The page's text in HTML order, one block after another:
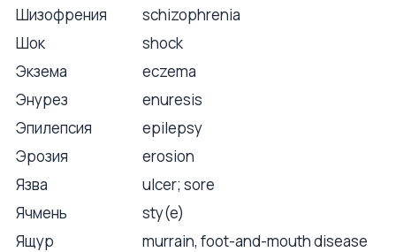
Шизофрения
schizophrenia
Шок
shock
Экзема
eczema
Энурез
enuresis
Эпилепсия
epilepsy
Эрозия
erosion
Язва
ulcer; sore
Ячмень
sty(e)
Ящур
murrain, foot-and-mouth disease